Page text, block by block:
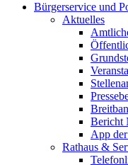
Bürgerservice und
Aktuelles
Bericht
App
Rathaus &